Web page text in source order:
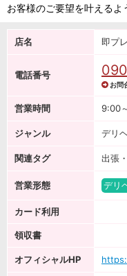
お客様のご要望を叶えるよ
店名 即プ
電話番号
お問
営業時間 9:00
ジャンル デリ
関連タグ 出張
営業形態 デリ
カード利用
領収書
オフィシャルHP